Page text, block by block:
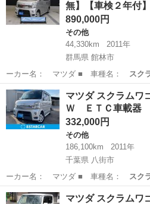
無】【車検２年
890,000円
その他
44,330km
2011年
群馬県 館林市
ーカー名： マツダ ■ 車種名： スク
名： ＰＺターボ 【…
群馬 館林市 その他
マツダ スクラム
Ｗ ＥＴＣ車載
332,000円
その他
186,100km
2011年
千葉県 八街市
ーカー名： マツダ ■ 車種名： スク
名： ＰＺターボ Ｐ…
千葉 八街市 その他
マツダ スクラム